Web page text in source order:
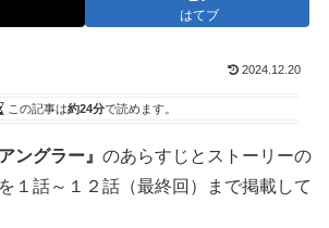
はてブ
2024.12.20
この記事は約24分で読めます。
ングラー』 のあらすじとストーリーの
１話～１２話（最終回）まで掲載して